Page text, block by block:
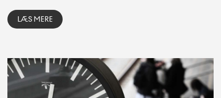
LÆS MERE